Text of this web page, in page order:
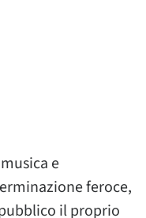
e
feroce,
il proprio